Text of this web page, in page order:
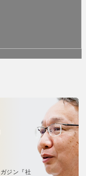
ジン『社